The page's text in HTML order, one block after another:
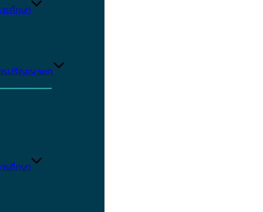
รศึกษา
รปริญญาเอก
รศึกษา